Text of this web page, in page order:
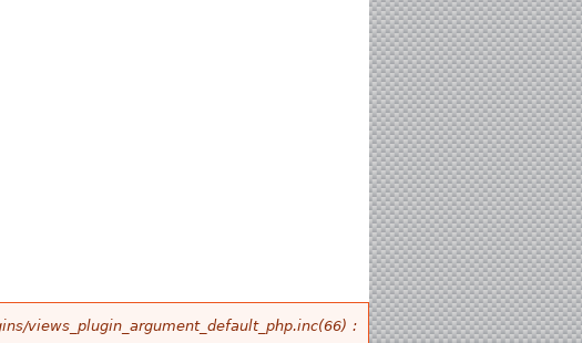
views_plugin_argument_default_php.inc(66) :